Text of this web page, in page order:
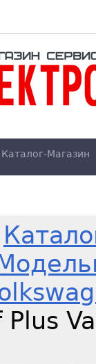
Каталог-Магазин